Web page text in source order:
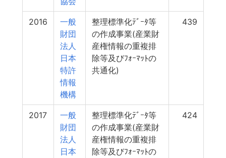
2016
一般
財団
法人
日本
特許
情報
機構
整理標準化ﾃﾞｰﾀ等
の作成事業(産業財
産権情報の重複排
除等及びﾌｫｰﾏｯﾄの
共通化)
439
2017
一般
財団
法人
日本
整理標準化ﾃﾞｰﾀ等
の作成事業(産業財
産権情報の重複排
除等及びﾌｫｰﾏｯﾄの
424